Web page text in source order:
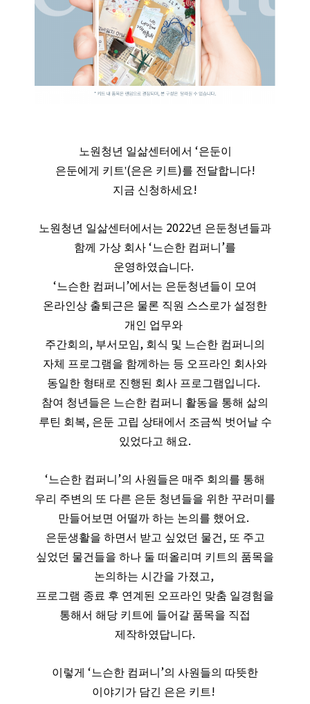
노원청년 일삶센터에서 ‘은둔이
은둔에게 키트'(은은 키트)를 전달합니다!
지금 신청하세요 !
노원청년 일삶센터에서는 2022년 은둔청년들과
함께 가상 회사 ‘느슨한 컴퍼니 ’를
운영하였습니다.
‘느슨한 컴퍼니 ’에서는 은둔청년들이 모여
온라인상 출퇴근은 물론 직원 스스로가 설정한
개인 업무와
주간회의 , 부서모임, 회식 및 느슨한 컴퍼니의
자체 프로그램을 함께하는 등 오프라인 회사와
동일한 형태로 진행된 회사 프로그램입니다.
참여 청년들은 느슨한 컴퍼니 활동을 통해 삶의
루틴 회복, 은둔 고립 상태에서 조금씩 벗어날 수
있었다고 해요.
‘느슨한 컴퍼니 ’의 사원들은 매주 회의를 통해
우리 주변의 또 다른 은둔 청년들을 위한 꾸러미를
만들어보면 어떨까 하는 논의를 했어요.
은둔생활을 하면서 받고 싶었던 물건 , 또 주고
싶었던 물건들을 하나 둘 떠올리며 키트의 품목을
논의하는 시간을 가졌고,
프로그램 종료 후 연계된 오프라인 맞춤 일경험을
통해서 해당 키트에 들어갈 품목을 직접
제작하였답니다.
이렇게 ‘느슨한 컴퍼니 ’의 사원들의 따뜻한
이야기가 담긴 은은 키트 !